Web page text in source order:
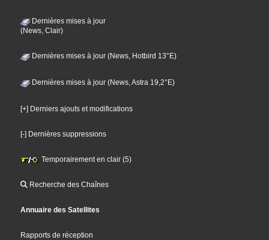
Dernières mises à jour
(News, Clair)
Dernières mises à jour (News, Hotbird 13°E)
Dernières mises à jour (News, Astra 19,2°E)
[+] Derniers ajouts et modifications
[-] Dernières suppressions
Temporairement en clair (5)
Recherche des Chaînes
Annuaire des Satellites
Rapports de réception